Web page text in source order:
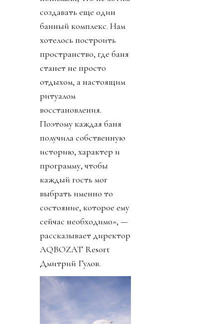
создавать еще один
банный комплекс. Нам
хотелось построить
пространство, где баня
станет не просто
отдыхом, а настоящим
ритуалом
восстановления.
Поэтому каждая баня
получила собственную
историю, характер и
программу, чтобы
каждый гость мог
выбрать именно то
состояние, которое ему
сейчас необходимо», —
рассказывает директор
AQBOZAT Resort
Дмитрий Гулов.